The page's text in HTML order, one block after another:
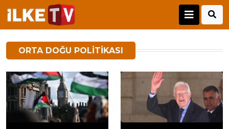
ORTA DOĞU POLITIKASI